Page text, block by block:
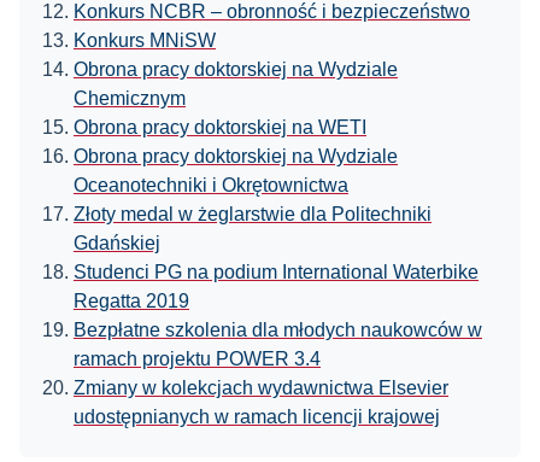
Konkurs NCBR – obronność i bezpieczeństwo
Konkurs MNiSW
Obrona pracy doktorskiej na Wydziale
Chemicznym
Obrona pracy doktorskiej na WETI
Obrona pracy doktorskiej na Wydziale
Oceanotechniki i Okrętownictwa
Złoty medal w żeglarstwie dla Politechniki
Gdańskiej
Studenci PG na podium International Waterbike
Regatta 2019
Bezpłatne szkolenia dla młodych naukowców w
ramach projektu POWER 3.4
Zmiany w kolekcjach wydawnictwa Elsevier
udostępnianych w ramach licencji krajowej